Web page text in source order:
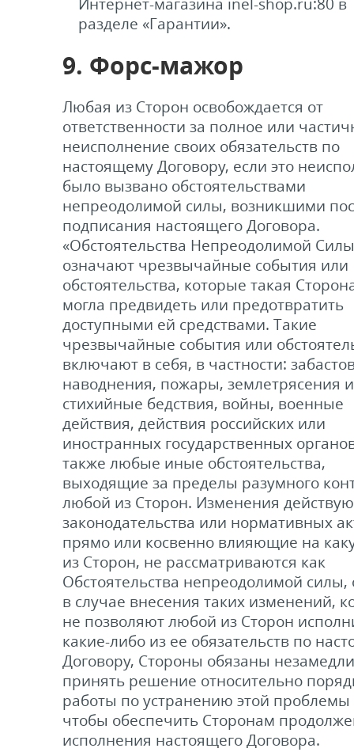
Интернет-магазина inel-shop.ru:80 в
разделе «Гарантии».
9. Форс-мажор
Любая из Сторон освобождается от
ответственности за полное или
неисполнение своих обязательств по
настоящему Договору, если это
было вызвано обстоятельствами
непреодолимой силы, возникшими
подписания настоящего Договора.
«Обстоятельства Непреодолимой
означают чрезвычайные события или
обстоятельства, которые такая
могла предвидеть или предотвратить
доступными ей средствами. Такие
чрезвычайные события или
включают в себя, в частности:
наводнения, пожары, землетрясения
стихийные бедствия, войны, военные
действия, действия российских или
иностранных государственных
также любые иные обстоятельства,
выходящие за пределы разумного
любой из Сторон. Изменения
законодательства или нормативных
прямо или косвенно влияющие на
из Сторон, не рассматриваются как
Обстоятельства непреодолимой силы,
в случае внесения таких изменений,
не позволяют любой из Сторон
какие-либо из ее обязательств по
Договору, Стороны обязаны
принять решение относительно
работы по устранению этой проблемы
чтобы обеспечить Сторонам
исполнения настоящего Договора.